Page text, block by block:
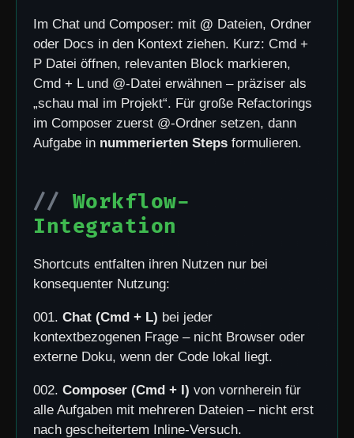
Im Chat und Composer: mit @ Dateien, Ordner
oder Docs in den Kontext ziehen. Kurz: Cmd +
P Datei öffnen, relevanten Block markieren,
Cmd + L und @-Datei erwähnen – präziser als
„schau mal im Projekt“. Für große Refactorings
im Composer zuerst @-Ordner setzen, dann
Aufgabe in nummerierten Steps formulieren.
Workflow-
Integration
Shortcuts entfalten ihren Nutzen nur bei
konsequenter Nutzung:
001.Chat (Cmd + L) bei jeder
kontextbezogenen Frage – nicht Browser oder
externe Doku, wenn der Code lokal liegt.
002.Composer (Cmd + I) von vornherein für
alle Aufgaben mit mehreren Dateien – nicht erst
nach gescheitertem Inline-Versuch.